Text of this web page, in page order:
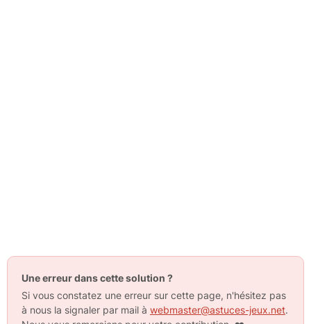
Une erreur dans cette solution ?
Si vous constatez une erreur sur cette page, n'hésitez pas
à nous la signaler par mail à webmaster@astuces-jeux.net.